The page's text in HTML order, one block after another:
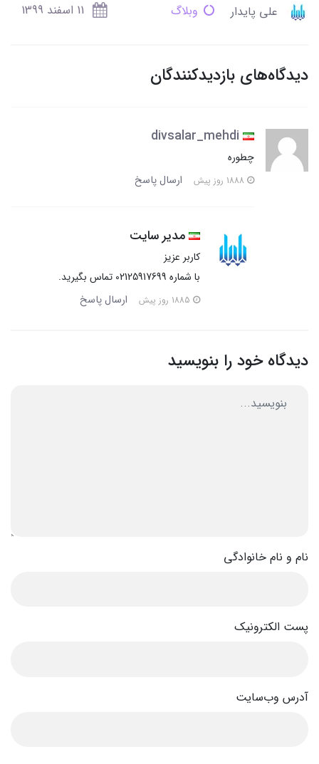
علی پایدار وبلاگ 11 اسفند 1399
دیدگاه‌های بازدیدکنندگان
divsalar_mehdi
چطوره
ارسال پاسخ
مدیر سایت
کاربر عزیز
با شماره 02125917699 تماس بگیرید.
ارسال پاسخ
دیدگاه خود را بنویسید
نام و نام خانوادگی
پست الکترونیک
آدرس وب‌سایت